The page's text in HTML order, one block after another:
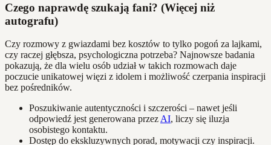
Czego naprawdę szukają fani? (Więcej niż
autografu)
Czy rozmowy z gwiazdami bez kosztów to tylko pogoń za lajkami,
czy raczej głębsza, psychologiczna potrzeba? Najnowsze badania
pokazują, że dla wielu osób udział w takich rozmowach daje
poczucie unikatowej więzi z idolem i możliwość czerpania inspiracji
bez pośredników.
Poszukiwanie autentyczności i szczerości – nawet jeśli
odpowiedź jest generowana przez AI, liczy się iluzja
osobistego kontaktu.
Dostęp do ekskluzywnych porad, motywacji czy inspiracji.